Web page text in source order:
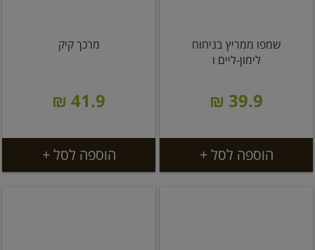
שמפו ממריץ בניחוח
לימון-ליים ו
39.9 ₪
הוספה לסל +
מרכך קיק
41.9 ₪
הוספה לסל +